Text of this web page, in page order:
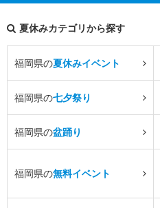
夏休みカテゴリから探す
福岡県の夏休みイベント
福岡県の七夕祭り
福岡県の盆踊り
福岡県の無料イベント